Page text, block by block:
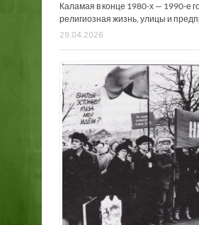
Каламая в конце 1980-х — 1990-е
религиозная жизнь, улицы и
29.04.2026